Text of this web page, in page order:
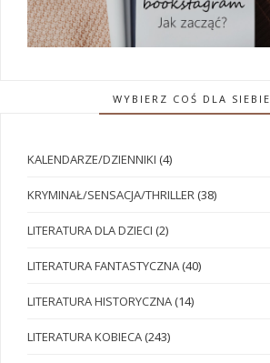
WYBIERZ COŚ DLA SIEBIE
KALENDARZE/DZIENNIKI (4)
KRYMINAŁ/SENSACJA/THRILLER (38)
LITERATURA DLA DZIECI (2)
LITERATURA FANTASTYCZNA (40)
LITERATURA HISTORYCZNA (14)
LITERATURA KOBIECA (243)